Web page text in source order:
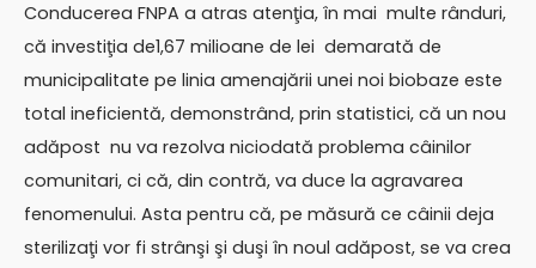
Conducerea FNPA a atras atenţia, în mai multe rânduri,
că investiţia de1,67 milioane de lei demarată de
municipalitate pe linia amenajării unei noi biobaze este
total ineficientă, demonstrând, prin statistici, că un nou
adăpost nu va rezolva niciodată problema câinilor
comunitari, ci că, din contră, va duce la agravarea
fenomenului. Asta pentru că, pe măsură ce câinii deja
sterilizaţi vor fi strânşi şi duşi în noul adăpost, se va crea